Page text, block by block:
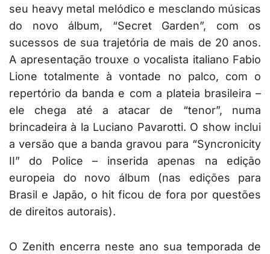
seu heavy metal melódico e mesclando músicas
do novo álbum, “Secret Garden”, com os
sucessos de sua trajetória de mais de 20 anos.
A apresentação trouxe o vocalista italiano Fabio
Lione totalmente à vontade no palco, com o
repertório da banda e com a plateia brasileira –
ele chega até a atacar de “tenor”, numa
brincadeira à la Luciano Pavarotti. O show inclui
a versão que a banda gravou para “Syncronicity
II” do Police – inserida apenas na edição
europeia do novo álbum (nas edições para
Brasil e Japão, o hit ficou de fora por questões
de direitos autorais).
O Zenith encerra neste ano sua temporada de